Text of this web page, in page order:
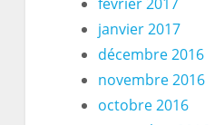
janvier 2017
décembre 2016
novembre 2016
octobre 2016